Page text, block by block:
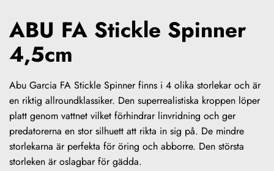
ABU FA Stickle Spinner
4,5cm
Abu Garcia FA Stickle Spinner finns i 4 olika storlekar och är
en riktig allroundklassiker. Den superrealistiska kroppen löper
platt genom vattnet vilket förhindrar linvridning och ger
predatorerna en stor silhuett att rikta in sig på. De mindre
storlekarna är perfekta för öring och abborre. Den största
storleken är oslagbar för gädda.